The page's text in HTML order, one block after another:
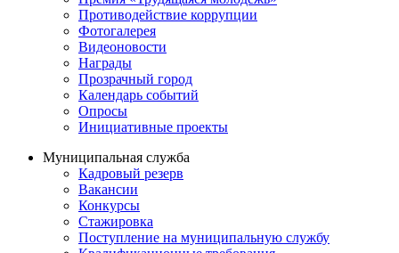
Противодействие коррупции
Фотогалерея
Видеоновости
Награды
Прозрачный город
Календарь событий
Опросы
Инициативные проекты
Муниципальная служба
Кадровый резерв
Вакансии
Конкурсы
Стажировка
Поступление на муниципальную службу